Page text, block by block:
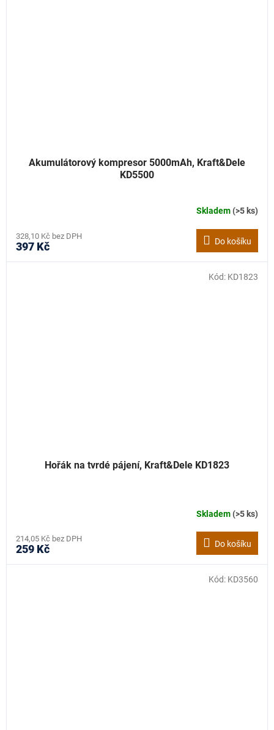
Akumulátorový kompresor 5000mAh, Kraft&Dele
KD5500
Skladem(>5 ks)
328,10 Kč bez DPH
397 Kč Do košíku
Hořák na tvrdé pájení, Kraft&Dele KD1823
Skladem(>5 ks)
214,05 Kč bez DPH
259 Kč Do košíku
Kód: KD1823
Kód: KD3560